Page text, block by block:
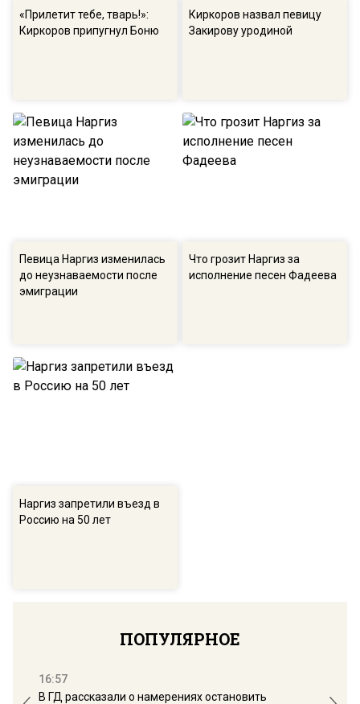
«Прилетит тебе, тварь!»:
Киркоров припугнул Боню
Киркоров назвал певицу
Закирову уродиной
Певица Наргиз изменилась
до неузнаваемости после
эмиграции
Что грозит Наргиз за
исполнение песен Фадеева
Наргиз запретили въезд в
Россию на 50 лет
ПОПУЛЯРНОЕ
16:57
В ГД рассказали о намерениях остановить